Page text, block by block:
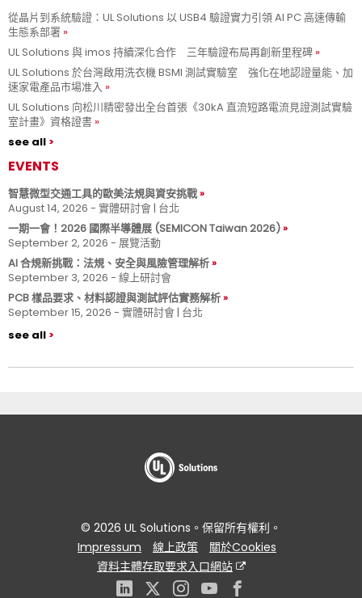
從晶片到系統驗證：UL Solutions 以 USB4 驗證實力引領 AI PC 高速傳輸
生態系部署
UL Solutions 與 imos 持續深化合作 三年驗證布局再創新里程碑
UL Solutions 於台灣啟用洗衣機 BSMI 測試實驗室 強化在地認證量能、加
速家電產品市場准入
UL Solutions 向松川精密發出全台首張《30kA 直流短路電流見證測試實驗
室計畫》資格證書
see all
EVENTS
智慧微型交通工具的歐美法規與資安挑戰
August 14, 2026 - 實體研討會 | 台北
一期一會！2026 國際半導體展 (SEMICON Taiwan 2026)
September 2, 2026 - 展覽活動
AI 合規新挑戰：法規、安全與風險管理解析
September 3, 2026 - 線上研討會
PCB 樣品要求、材料認證與測試評估實務解析
September 15, 2026 - 實體研討會 | 台北
see all
© 2026 UL Solutions。保留所有權利。
Impressum
線上政策
關於Cookies
資料主體存取要求入口網站